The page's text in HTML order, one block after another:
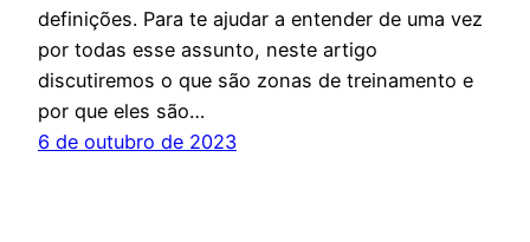
definições. Para te ajudar a entender de uma vez
por todas esse assunto, neste artigo
discutiremos o que são zonas de treinamento e
por que eles são…
6 de outubro de 2023